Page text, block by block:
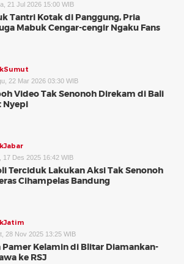
21 Jul 2026 15:00 WIB
Tantri Kotak di Panggung, Pria
Mabuk Cengar-cengir Ngaku Fans
22 Mar 2026 03:30 WIB
Video Tak Senonoh Direkam di Bali
Nyepi
17 Des 2025 16:42 WIB
Terciduk Lakukan Aksi Tak Senonoh
Cihampelas Bandung
28 Nov 2025 13:25 WIB
Pamer Kelamin di Blitar Diamankan-
ke RSJ